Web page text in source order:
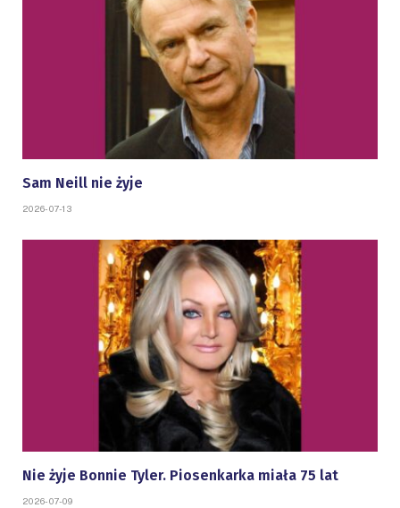
Sam Neill nie żyje
2026-07-13
Nie żyje Bonnie Tyler. Piosenkarka miała 75 lat
2026-07-09